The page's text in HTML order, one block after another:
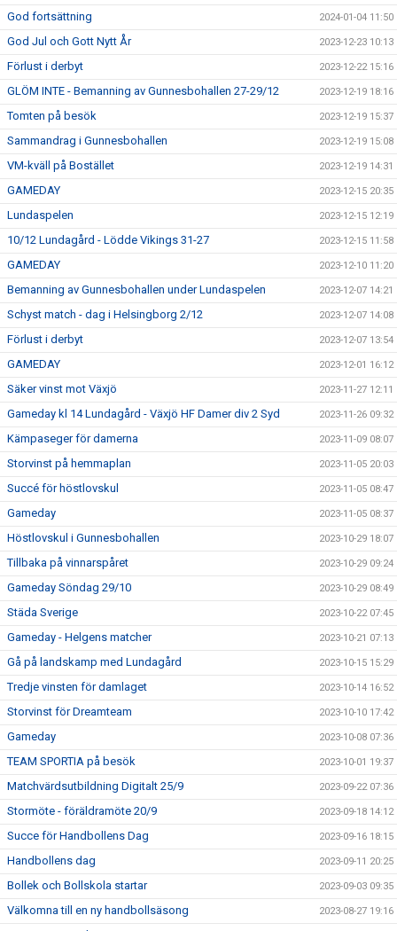
God fortsättning 2024-01-04 11:50
God Jul och Gott Nytt År 2023-12-23 10:13
Förlust i derbyt 2023-12-22 15:16
GLÖM INTE - Bemanning av Gunnesbohallen 27-29/12 2023-12-19 18:16
Tomten på besök 2023-12-19 15:37
Sammandrag i Gunnesbohallen 2023-12-19 15:08
VM-kväll på Bostället 2023-12-19 14:31
GAMEDAY 2023-12-15 20:35
Lundaspelen 2023-12-15 12:19
10/12 Lundagård - Lödde Vikings 31-27 2023-12-15 11:58
GAMEDAY 2023-12-10 11:20
Bemanning av Gunnesbohallen under Lundaspelen 2023-12-07 14:21
Schyst match - dag i Helsingborg 2/12 2023-12-07 14:08
Förlust i derbyt 2023-12-07 13:54
GAMEDAY 2023-12-01 16:12
Säker vinst mot Växjö 2023-11-27 12:11
Gameday kl 14 Lundagård - Växjö HF Damer div 2 Syd 2023-11-26 09:32
Kämpaseger för damerna 2023-11-09 08:07
Storvinst på hemmaplan 2023-11-05 20:03
Succé för höstlovskul 2023-11-05 08:47
Gameday 2023-11-05 08:37
Höstlovskul i Gunnesbohallen 2023-10-29 18:07
Tillbaka på vinnarspåret 2023-10-29 09:24
Gameday Söndag 29/10 2023-10-29 08:49
Städa Sverige 2023-10-22 07:45
Gameday - Helgens matcher 2023-10-21 07:13
Gå på landskamp med Lundagård 2023-10-15 15:29
Tredje vinsten för damlaget 2023-10-14 16:52
Storvinst för Dreamteam 2023-10-10 17:42
Gameday 2023-10-08 07:36
TEAM SPORTIA på besök 2023-10-01 19:37
Matchvärdsutbildning Digitalt 25/9 2023-09-22 07:36
Stormöte - föräldramöte 20/9 2023-09-18 14:12
Succe för Handbollens Dag 2023-09-16 18:15
Handbollens dag 2023-09-11 20:25
Bollek och Bollskola startar 2023-09-03 09:35
Välkomna till en ny handbollsäsong 2023-08-27 19:16